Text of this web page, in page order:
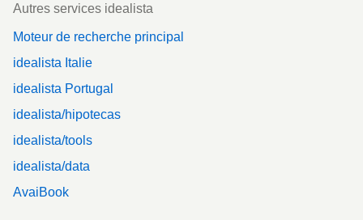
Autres services idealista
Moteur de recherche principal
idealista Italie
idealista Portugal
idealista/hipotecas
idealista/tools
idealista/data
AvaiBook